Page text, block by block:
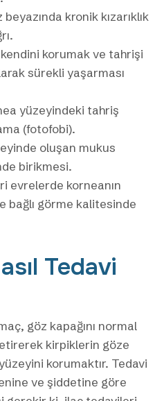
beyazında kronik kızarıklık
korumak ve tahrişi
sürekli yaşarması
yüzeyindeki tahriş
(fotofobi).
oluşan mukus
birikmesi.
evrelerde korneanın
bağlı görme kalitesinde
Tedavi
göz kapağını normal
kirpiklerin göze
korumaktır. Tedavi
ve şiddetine göre